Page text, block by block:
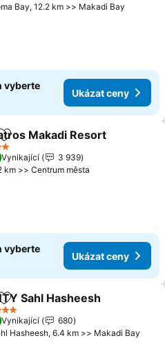
Bay, 12.2 km >> Makadi Bay
vyberte
Ukázat ceny
Přidat na seznam oblíbených
Makadi Resort
hvězdiček
Vynikající
3 939
km >> Centrum města
vyberte
Ukázat ceny
Přidat na seznam oblíbených
Sahl Hasheesh
hvězdiček
Vynikající
680
Hasheesh, 6.4 km >> Makadi Bay